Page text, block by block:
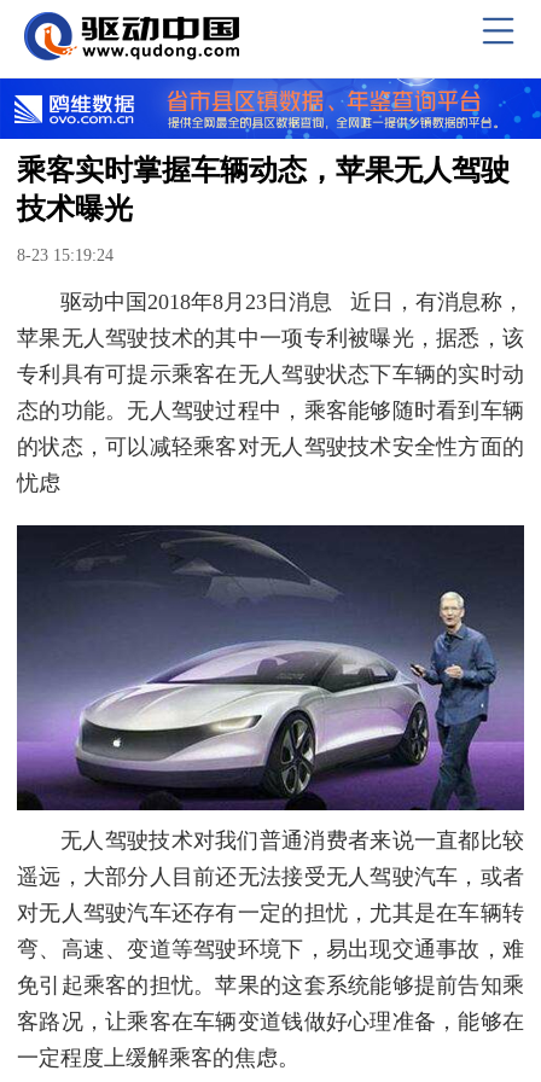
乘客实时掌握车辆动态，苹果无人驾驶
技术曝光
8-23 15:19:24
驱动中国2018年8月23日消息 近日，有消息称，
苹果无人驾驶技术的其中一项专利被曝光，据悉，该
专利具有可提示乘客在无人驾驶状态下车辆的实时动
态的功能。无人驾驶过程中，乘客能够随时看到车辆
的状态，可以减轻乘客对无人驾驶技术安全性方面的
忧虑
无人驾驶技术对我们普通消费者来说一直都比较
遥远，大部分人目前还无法接受无人驾驶汽车，或者
对无人驾驶汽车还存有一定的担忧，尤其是在车辆转
弯、高速、变道等驾驶环境下，易出现交通事故，难
免引起乘客的担忧。苹果的这套系统能够提前告知乘
客路况，让乘客在车辆变道钱做好心理准备，能够在
一定程度上缓解乘客的焦虑。